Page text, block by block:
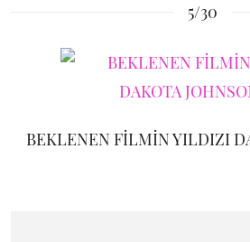
5/30
BEKLENEN FİLMİN YILDIZI